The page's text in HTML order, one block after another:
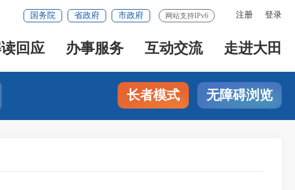
注册 登录
国务院 省政府 市政府 网站支持IPv6
回应 办事服务 互动交流 走进大田
长者模式 无障碍浏览